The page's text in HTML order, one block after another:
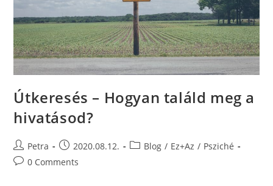
Útkeresés – Hogyan találd meg a
hivatásod?
Petra 2020.08.12. Blog / Ez+Az / Psziché
0 Comments